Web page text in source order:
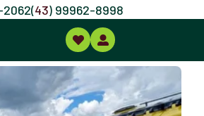
2062(43) 99962-8998